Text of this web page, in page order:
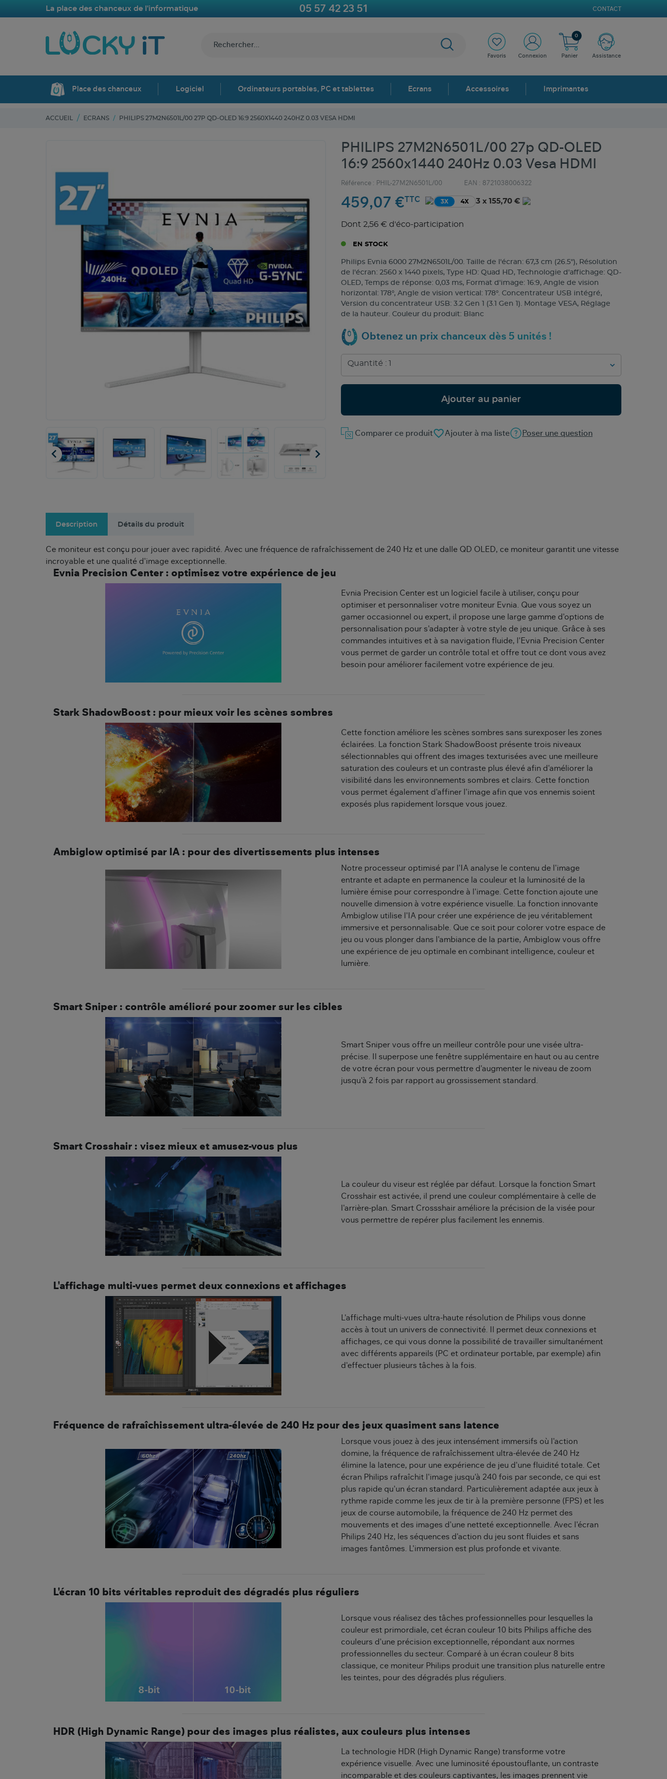
La place des chanceux de l'informatique 05 57 42 23 51 CONTACT
Favoris Connexion Panier
0
Assistance
Place des chanceux Logiciel Ordinateurs portables, PC et tablettes Ecrans Accessoires Imprimantes
ACCUEIL ECRANS PHILIPS 27M2N6501L/00 27P QD-OLED 16:9 2560X1440 240HZ 0.03 VESA HDMI
 
PHILIPS 27M2N6501L/00 27p QD-OLED
16:9 2560x1440 240Hz 0.03 Vesa HDMI
Référence : PHIL-27M2N6501L/00 EAN : 8721038006322
459,07 €TTC 3X 4X 3 x 155,70 €
Dont 2,56 € d'éco-participation
EN STOCK
Philips Evnia 6000 27M2N6501L/00. Taille de l'écran: 67,3 cm (26.5"), Résolution
de l'écran: 2560 x 1440 pixels, Type HD: Quad HD, Technologie d'affichage: QD-
OLED, Temps de réponse: 0,03 ms, Format d'image: 16:9, Angle de vision
horizontal: 178°, Angle de vision vertical: 178°. Concentrateur USB intégré,
Version du concentrateur USB: 3.2 Gen 1 (3.1 Gen 1). Montage VESA, Réglage
de la hauteur. Couleur du produit: Blanc
Obtenez un prix chanceux dès 5 unités !
Ajouter au panier
favorite_borderAjouter à ma liste Poser une question
Comparer ce produit
Description Détails du produit
Ce moniteur est conçu pour jouer avec rapidité. Avec une fréquence de rafraîchissement de 240 Hz et une dalle QD OLED, ce moniteur garantit une vitesse
incroyable et une qualité d'image exceptionnelle.
Evnia Precision Center : optimisez votre expérience de jeu
Evnia Precision Center est un logiciel facile à utiliser, conçu pour
optimiser et personnaliser votre moniteur Evnia. Que vous soyez un
gamer occasionnel ou expert, il propose une large gamme d'options de
personnalisation pour s'adapter à votre style de jeu unique. Grâce à ses
commandes intuitives et à sa navigation fluide, l'Evnia Precision Center
vous permet de garder un contrôle total et offre tout ce dont vous avez
besoin pour améliorer facilement votre expérience de jeu.
Stark ShadowBoost : pour mieux voir les scènes sombres
Cette fonction améliore les scènes sombres sans surexposer les zones
éclairées. La fonction Stark ShadowBoost présente trois niveaux
sélectionnables qui offrent des images texturisées avec une meilleure
saturation des couleurs et un contraste plus élevé afin d'améliorer la
visibilité dans les environnements sombres et clairs. Cette fonction
vous permet également d'affiner l'image afin que vos ennemis soient
exposés plus rapidement lorsque vous jouez.
Ambiglow optimisé par IA : pour des divertissements plus intenses
Notre processeur optimisé par l'IA analyse le contenu de l'image
entrante et adapte en permanence la couleur et la luminosité de la
lumière émise pour correspondre à l'image. Cette fonction ajoute une
nouvelle dimension à votre expérience visuelle. La fonction innovante
Ambiglow utilise l'IA pour créer une expérience de jeu véritablement
immersive et personnalisable. Que ce soit pour colorer votre espace de
jeu ou vous plonger dans l'ambiance de la partie, Ambiglow vous offre
une expérience de jeu optimale en combinant intelligence, couleur et
lumière.
Smart Sniper : contrôle amélioré pour zoomer sur les cibles
Smart Sniper vous offre un meilleur contrôle pour une visée ultra-
précise. Il superpose une fenêtre supplémentaire en haut ou au centre
de votre écran pour vous permettre d'augmenter le niveau de zoom
jusqu'à 2 fois par rapport au grossissement standard.
Smart Crosshair : visez mieux et amusez-vous plus
La couleur du viseur est réglée par défaut. Lorsque la fonction Smart
Crosshair est activée, il prend une couleur complémentaire à celle de
l'arrière-plan. Smart Crossshair améliore la précision de la visée pour
vous permettre de repérer plus facilement les ennemis.
L'affichage multi-vues permet deux connexions et affichages
L'affichage multi-vues ultra-haute résolution de Philips vous donne
accès à tout un univers de connectivité. Il permet deux connexions et
affichages, ce qui vous donne la possibilité de travailler simultanément
avec différents appareils (PC et ordinateur portable, par exemple) afin
d'effectuer plusieurs tâches à la fois.
Fréquence de rafraîchissement ultra-élevée de 240 Hz pour des jeux quasiment sans latence
Lorsque vous jouez à des jeux intensément immersifs où l'action
domine, la fréquence de rafraîchissement ultra-élevée de 240 Hz
élimine la latence, pour une expérience de jeu d'une fluidité totale. Cet
écran Philips rafraîchit l'image jusqu'à 240 fois par seconde, ce qui est
plus rapide qu'un écran standard. Particulièrement adaptée aux jeux à
rythme rapide comme les jeux de tir à la première personne (FPS) et les
jeux de course automobile, la fréquence de 240 Hz permet des
mouvements et des images d'une netteté exceptionnelle. Avec l'écran
Philips 240 Hz, les séquences d'action du jeu sont fluides et sans
images fantômes. L'immersion est plus profonde et vivante.
L'écran 10 bits véritables reproduit des dégradés plus réguliers
Lorsque vous réalisez des tâches professionnelles pour lesquelles la
couleur est primordiale, cet écran couleur 10 bits Philips affiche des
couleurs d'une précision exceptionnelle, répondant aux normes
professionnelles du secteur. Comparé à un écran couleur 8 bits
classique, ce moniteur Philips produit une transition plus naturelle entre
les teintes, pour des dégradés plus réguliers.
HDR (High Dynamic Range) pour des images plus réalistes, aux couleurs plus intenses
La technologie HDR (High Dynamic Range) transforme votre
expérience visuelle. Avec une luminosité époustouflante, un contraste
incomparable et des couleurs captivantes, les images prennent vie